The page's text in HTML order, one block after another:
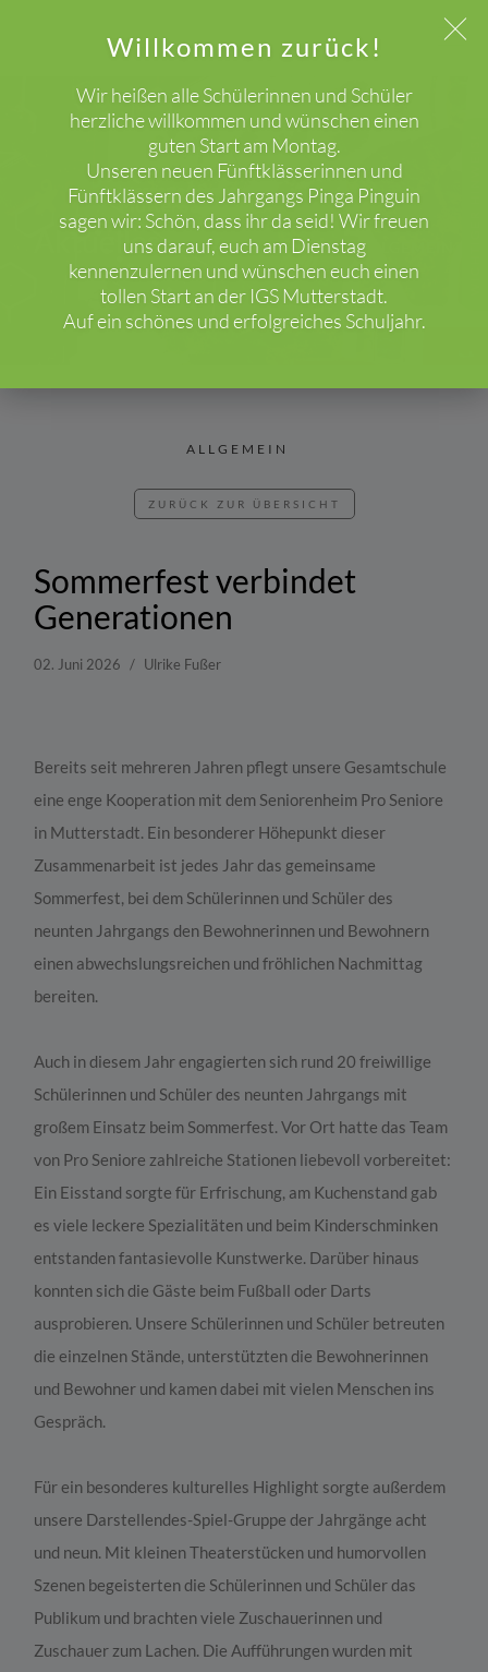
Willkommen zurück!
Wir heißen alle Schülerinnen und Schüler
herzliche willkommen und wünschen einen
guten Start am Montag.
Unseren neuen Fünftklässerinnen und
Fünftklässern des Jahrgangs Pinga Pinguin
sagen wir: Schön, dass ihr da seid! Wir freuen
uns darauf, euch am Dienstag
kennenzulernen und wünschen euch einen
tollen Start an der IGS Mutterstadt.
Auf ein schönes und erfolgreiches Schuljahr.
Aktuelles HOME BLOG ALLGEMEIN
ALLGEMEIN
ZURÜCK ZUR ÜBERSICHT
Sommerfest verbindet
Generationen
02. Juni 2026 Ulrike Fußer
Bereits seit mehreren Jahren pflegt unsere Gesamtschule
eine enge Kooperation mit dem Seniorenheim Pro Seniore
in Mutterstadt. Ein besonderer Höhepunkt dieser
Zusammenarbeit ist jedes Jahr das gemeinsame
Sommerfest, bei dem Schülerinnen und Schüler des
neunten Jahrgangs den Bewohnerinnen und Bewohnern
einen abwechslungsreichen und fröhlichen Nachmittag
bereiten.
Auch in diesem Jahr engagierten sich rund 20 freiwillige
Schülerinnen und Schüler des neunten Jahrgangs mit
großem Einsatz beim Sommerfest. Vor Ort hatte das Team
von Pro Seniore zahlreiche Stationen liebevoll vorbereitet:
Ein Eisstand sorgte für Erfrischung, am Kuchenstand gab
es viele leckere Spezialitäten und beim Kinderschminken
entstanden fantasievolle Kunstwerke. Darüber hinaus
konnten sich die Gäste beim Fußball oder Darts
ausprobieren. Unsere Schülerinnen und Schüler betreuten
die einzelnen Stände, unterstützten die Bewohnerinnen
und Bewohner und kamen dabei mit vielen Menschen ins
Gespräch.
Für ein besonderes kulturelles Highlight sorgte außerdem
unsere Darstellendes-Spiel-Gruppe der Jahrgänge acht
und neun. Mit kleinen Theaterstücken und humorvollen
Szenen begeisterten die Schülerinnen und Schüler das
Publikum und brachten viele Zuschauerinnen und
Zuschauer zum Lachen. Die Aufführungen wurden mit